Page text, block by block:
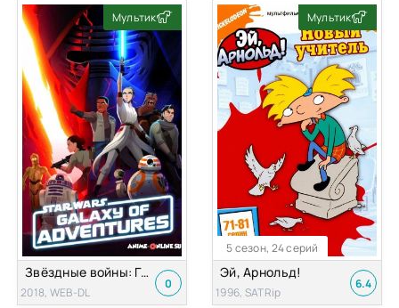
Мультик
Звёздные войны: Галактика приключений
2018, WEB-DL
0
Мультик
5 сезон, 24 серий
Эй, Арнольд!
1996, SATRip
6.4